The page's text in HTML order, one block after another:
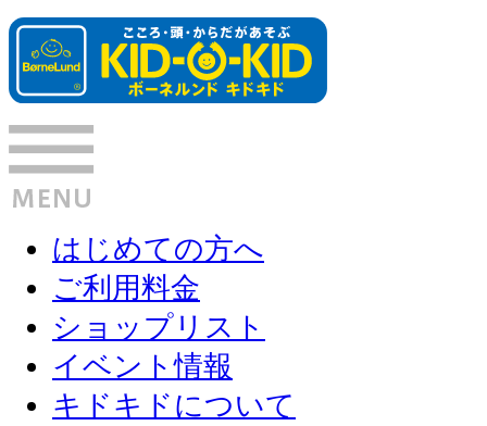
はじめての方へ
ご利用料金
ショップリスト
イベント情報
キドキドについて